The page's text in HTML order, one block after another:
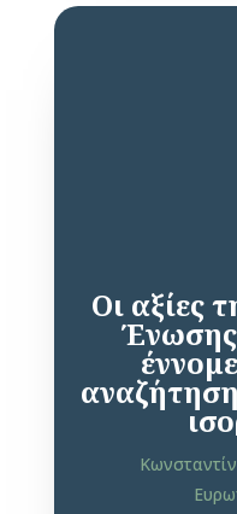
Οι αξίες
Ένωσης